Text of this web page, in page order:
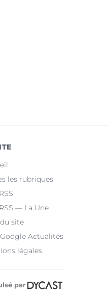
les rubriques
— La Une
site
Actualités
légales
par